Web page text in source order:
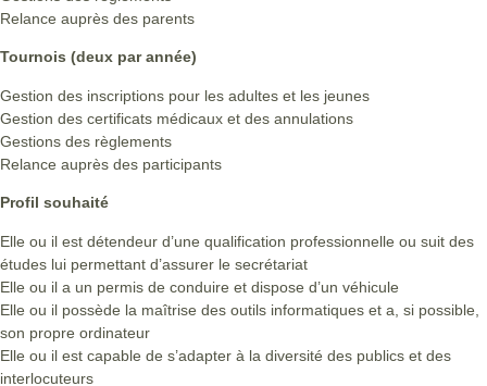
Relance auprès des parents
Tournois (deux par année)
Gestion des inscriptions pour les adultes et les jeunes
Gestion des certificats médicaux et des annulations
Gestions des règlements
Relance auprès des participants
Profil souhaité
Elle ou il est détendeur d’une qualification professionnelle ou suit des
études lui permettant d’assurer le secrétariat
Elle ou il a un permis de conduire et dispose d’un véhicule
Elle ou il possède la maîtrise des outils informatiques et a, si possible,
son propre ordinateur
Elle ou il est capable de s’adapter à la diversité des publics et des
interlocuteurs